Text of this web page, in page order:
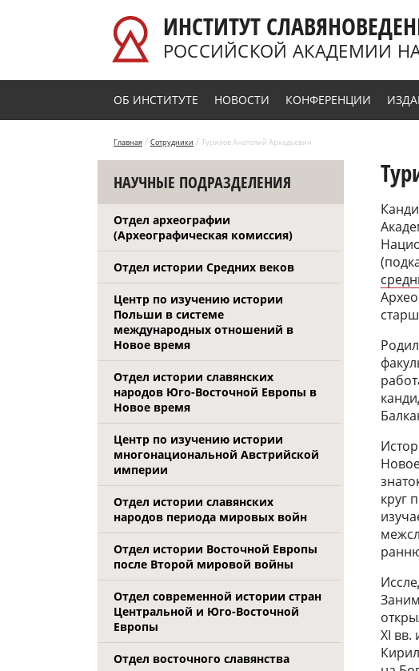
ИНСТИТУТ
РОССИЙСКОЙ АКАДЕМИИ
ОБ ИНСТИТУТЕ НОВОСТИ КОНФЕРЕНЦИИ
Главная / Сотрудники / Турилов Анатолий Аркадьевич
НАУЧНЫЕ ПОДРАЗДЕЛЕНИЯ
Отдел археографии
(Археографическая комиссия)
Отдел истории Средних веков
Центр по изучению истории
Польши в системе
международных отношений в
Новое время
Отдел истории славянских
народов Юго-Восточной Европы в
Новое время
Центр по изучению истории
многонациональной Австрийской
империи
Отдел истории славянских
народов периода мировых войн
Отдел истории Восточной Европы
после Второй мировой войны
Отдел современной истории стран
Центральной и Юго-Восточной
Европы
Отдел восточного славянства
круг
XI вв.